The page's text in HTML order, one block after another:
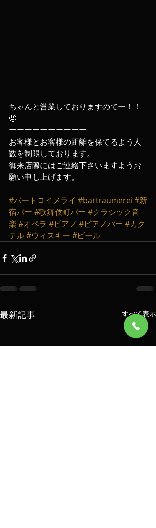
ちゃんと営業しておりますのでー！！
🤨
ーーーーーーーーーー
お客様とお客様の距離を保てるよう人
数を制限しております。
御来店際にはご連絡下さいますようお
願い申し上げます‬。
#バートロイメライ #bartraumerei #新
宿バー #歌舞伎町バー #クラシック音
楽 #オペラ #ピアノ #ピアノバー #カク
テル#ウィスキー #ビール
最新記事 すべて表示